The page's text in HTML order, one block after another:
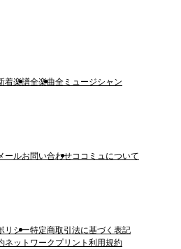
着楽譜全楽曲全ミュージシャン
ールお問い合わせココミュについて
リシー特定商取引法に基づく表記
ネットワークプリント利用規約